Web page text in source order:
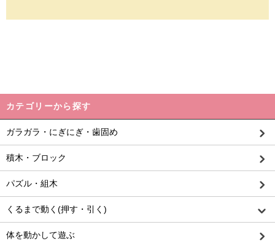
カテゴリーから探す
ガラガラ・にぎにぎ・歯固め
積木・ブロック
パズル・組木
くるまで動く(押す・引く)
体を動かして遊ぶ